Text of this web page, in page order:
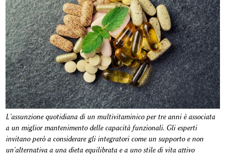
L'assunzione quotidiana di un multivitaminico per tre anni è associata
a un miglior mantenimento delle capacità funzionali. Gli esperti
invitano però a considerare gli integratori come un supporto e non
un'alternativa a una dieta equilibrata e a uno stile di vita attivo